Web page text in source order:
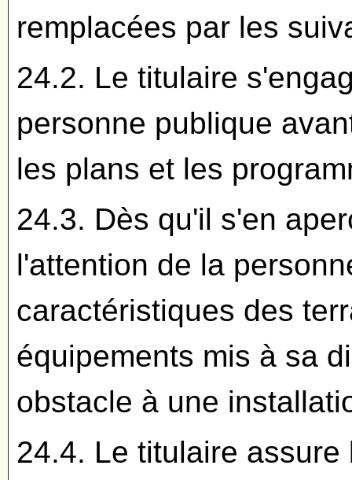
remplacées par les
24.2. Le titulaire
personne publique
les plans et les
24.3. Dès qu'il s'en
l'attention de la
caractéristiques des
équipements mis à sa
obstacle à une
24.4. Le titulaire